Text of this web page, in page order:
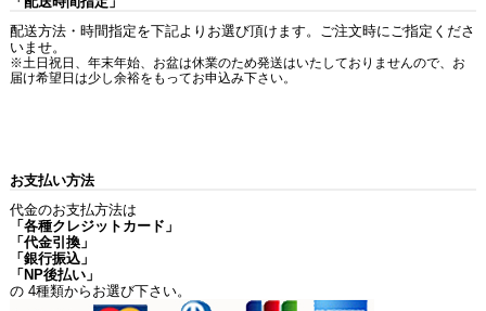
配送方法・時間指定を下記よりお選び頂けます。ご注文時にご指定くださ
いませ。
※土日祝日、年末年始、お盆は休業のため発送はいたしておりませんので、お
届け希望日は少し余裕をもってお申込み下さい。
お支払い方法
代金のお支払方法は
「各種クレジットカード」
「代金引換」
「銀行振込」
「NP後払い」
の 4種類からお選び下さい。